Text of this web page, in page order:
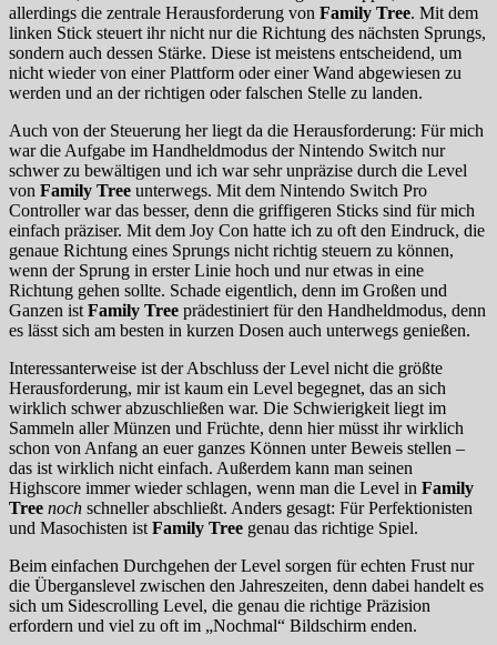
allerdings die zentrale Herausforderung von Family Tree. Mit dem
linken Stick steuert ihr nicht nur die Richtung des nächsten Sprungs,
sondern auch dessen Stärke. Diese ist meistens entscheidend, um
nicht wieder von einer Plattform oder einer Wand abgewiesen zu
werden und an der richtigen oder falschen Stelle zu landen.
Auch von der Steuerung her liegt da die Herausforderung: Für mich
war die Aufgabe im Handheldmodus der Nintendo Switch nur
schwer zu bewältigen und ich war sehr unpräzise durch die Level
von Family Tree unterwegs. Mit dem Nintendo Switch Pro
Controller war das besser, denn die griffigeren Sticks sind für mich
einfach präziser. Mit dem Joy Con hatte ich zu oft den Eindruck, die
genaue Richtung eines Sprungs nicht richtig steuern zu können,
wenn der Sprung in erster Linie hoch und nur etwas in eine
Richtung gehen sollte. Schade eigentlich, denn im Großen und
Ganzen ist Family Tree prädestiniert für den Handheldmodus, denn
es lässt sich am besten in kurzen Dosen auch unterwegs genießen.
Interessanterweise ist der Abschluss der Level nicht die größte
Herausforderung, mir ist kaum ein Level begegnet, das an sich
wirklich schwer abzuschließen war. Die Schwierigkeit liegt im
Sammeln aller Münzen und Früchte, denn hier müsst ihr wirklich
schon von Anfang an euer ganzes Können unter Beweis stellen –
das ist wirklich nicht einfach. Außerdem kann man seinen
Highscore immer wieder schlagen, wenn man die Level in Family
Tree noch schneller abschließt. Anders gesagt: Für Perfektionisten
und Masochisten ist Family Tree genau das richtige Spiel.
Beim einfachen Durchgehen der Level sorgen für echten Frust nur
die Überganslevel zwischen den Jahreszeiten, denn dabei handelt es
sich um Sidescrolling Level, die genau die richtige Präzision
erfordern und viel zu oft im „Nochmal“ Bildschirm enden.